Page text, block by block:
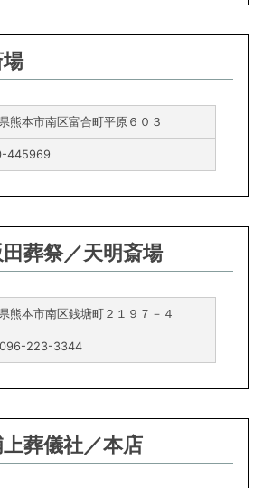
熊本市南区富合町平原６０３
445969
葬祭／天明斎場
熊本市南区銭塘町２１９７－４
223-3344
葬儀社／本店